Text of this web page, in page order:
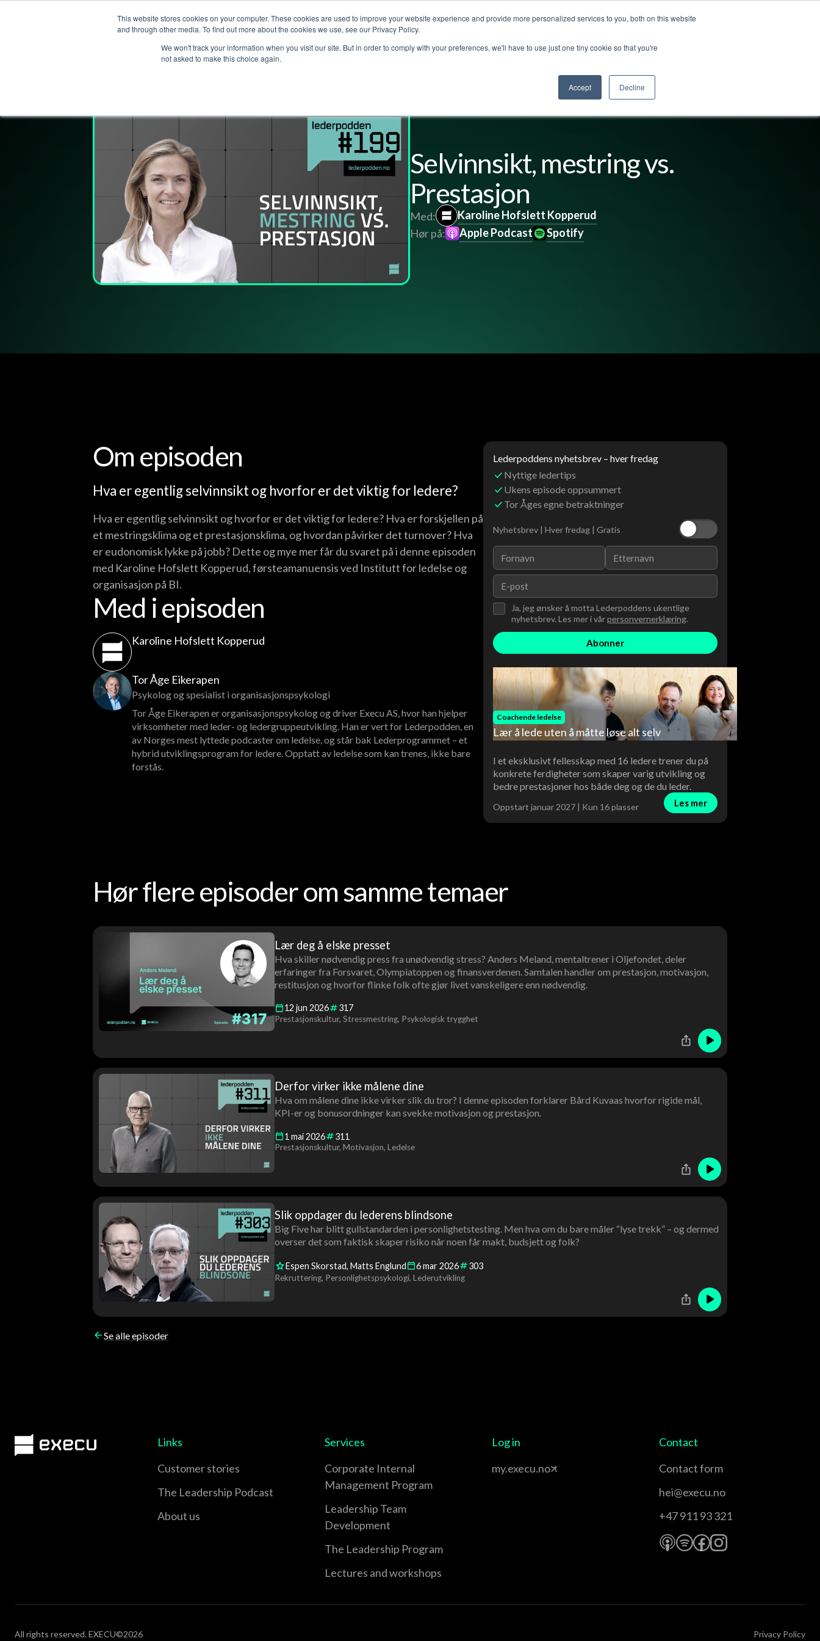
This website stores cookies on your computer. These cookies are used to improve your website experience and provide more personalized services to you, both on this website
and through other media. To find out more about the cookies we use, see our Privacy Policy.
We won't track your information when you visit our site. But in order to comply with your preferences, we'll have to use just one tiny cookie so that you're
not asked to make this choice again.
Accept Decline
Services Customer stories The Leadership Podcast About us Log in Contact us
Selvinnsikt, mestring vs.
Prestasjon
Med:
Karoline Hofslett Kopperud
Hør på:
Apple Podcast Spotify
Om episoden
Hva er egentlig selvinnsikt og hvorfor er det viktig for ledere?
Hva er egentlig selvinnsikt og hvorfor er det viktig for ledere? Hva er forskjellen på
et mestringsklima og et prestasjonsklima, og hvordan påvirker det turnover? Hva
er eudonomisk lykke på jobb? Dette og mye mer får du svaret på i denne episoden
med Karoline Hofslett Kopperud, førsteamanuensis ved Institutt for ledelse og
organisasjon på BI.
Med i episoden
Karoline Hofslett Kopperud
Tor Åge Eikerapen
Psykolog og spesialist i organisasjonspsykologi
Tor Åge Eikerapen er organisasjonspsykolog og driver Execu AS, hvor han hjelper
virksomheter med leder- og ledergruppeutvikling. Han er vert for Lederpodden, en
av Norges mest lyttede podcaster om ledelse, og står bak Lederprogrammet – et
hybrid utviklingsprogram for ledere. Opptatt av ledelse som kan trenes, ikke bare
forstås.
Lederpoddens nyhetsbrev – hver fredag
Nyttige ledertips
Ukens episode oppsummert
Tor Åges egne betraktninger
Nyhetsbrev | Hver fredag | Gratis
Ja, jeg ønsker å motta Lederpoddens ukentlige
nyhetsbrev. Les mer i vårpersonvernerklæring.
Coachende ledelse
Lær å lede uten å måtte løse alt selv
I et eksklusivt fellesskap med 16 ledere trener du på
konkrete ferdigheter som skaper varig utvikling og
bedre prestasjoner hos både deg og de du leder.
Oppstart januar 2027 | Kun 16 plasser Les mer
Hør flere episoder om samme temaer
Lær deg å elske presset
Hva skiller nødvendig press fra unødvendig stress? Anders Meland, mentaltrener i Oljefondet, deler
erfaringer fra Forsvaret, Olympiatoppen og finansverdenen. Samtalen handler om prestasjon, motivasjon,
restitusjon og hvorfor flinke folk ofte gjør livet vanskeligere enn nødvendig.
12 jun 2026 317
Prestasjonskultur Stressmestring Psykologisk trygghet
Derfor virker ikke målene dine
Hva om målene dine ikke virker slik du tror? I denne episoden forklarer Bård Kuvaas hvorfor rigide mål,
KPI-er og bonusordninger kan svekke motivasjon og prestasjon.
1 mai 2026 311
Prestasjonskultur Motivasjon Ledelse
Slik oppdager du lederens blindsone
Big Five har blitt gullstandarden i personlighetstesting. Men hva om du bare måler “lyse trekk” – og dermed
overser det som faktisk skaper risiko når noen får makt, budsjett og folk?
Espen Skorstad Matts Englund 6mar2026 303
Rekruttering Personlighetspsykologi Lederutvikling
Se alle episoder
Links
Customer stories
The Leadership Podcast
About us
Services
Corporate Internal
Management Program
Leadership Team
Development
The Leadership Program
Lectures and workshops
Log in
my.execu.no
Contact
Contact form
hei@execu.no
+47 911 93 321
All rights reserved. EXECU©2026 Privacy Policy